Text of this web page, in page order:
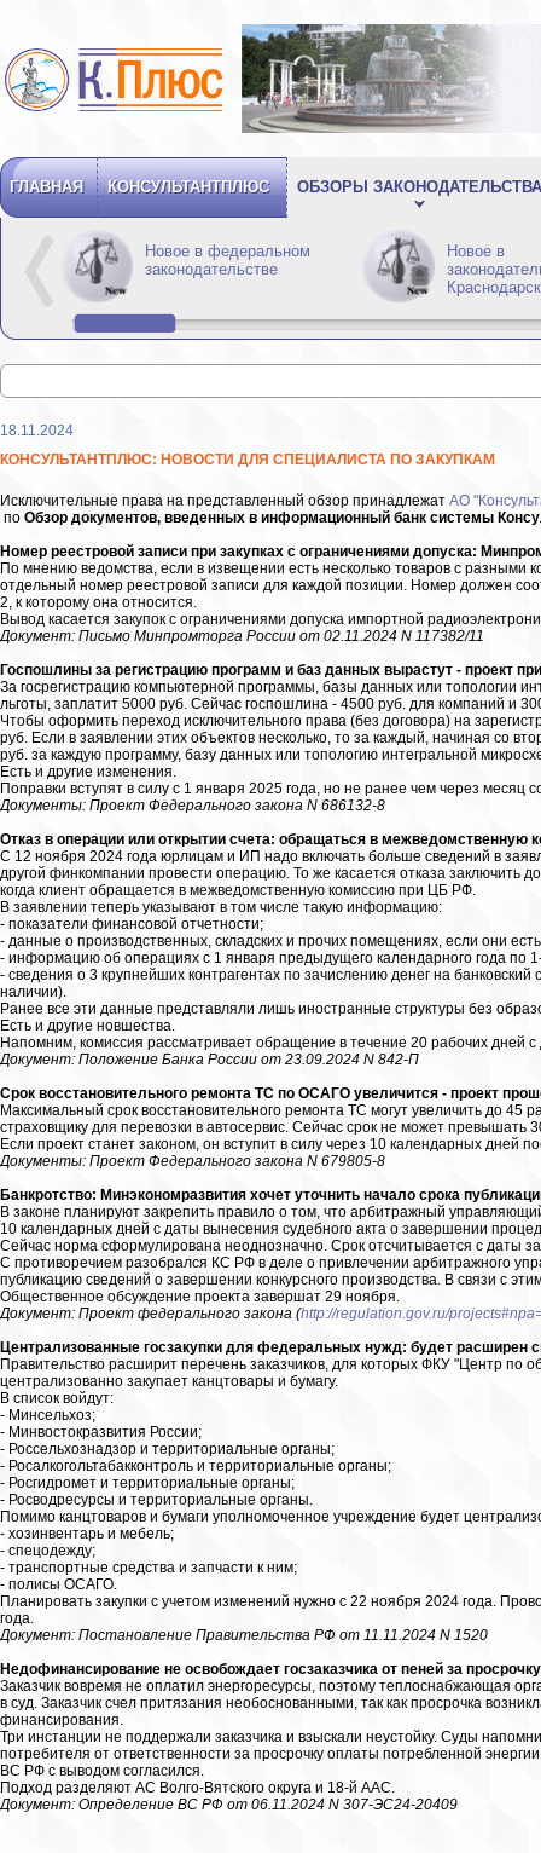
ГЛАВНАЯ КОНСУЛЬТАНТПЛЮС ОБЗОРЫ ЗАКОНОДАТЕЛЬСТВА
Новое в федеральном
законодательстве
Новое в
18.11.2024
КОНСУЛЬТАНТПЛЮС: НОВОСТИ ДЛЯ СПЕЦИАЛИСТА ПО ЗАКУПКАМ
Исключительные права на представленный обзор принадлежат АО
по Обзор документов, введенных в информационный банк системы
Номер реестровой записи при закупках с ограничениями допуска:
По мнению ведомства, если в извещении есть несколько товаров с разными
отдельный номер реестровой записи для каждой позиции. Номер должен
2, к которому она относится.
Вывод касается закупок с ограничениями допуска импортной
Документ: Письмо Минпромторга России от 02.11.2024 N 117382/11
Госпошлины за регистрацию программ и баз данных вырастут - проект
За госрегистрацию компьютерной программы, базы данных или топологии
льготы, заплатит 5000 руб. Сейчас госпошлина - 4500 руб. для компаний и
Чтобы оформить переход исключительного права (без договора) на
руб. Если в заявлении этих объектов несколько, то за каждый, начиная со
руб. за каждую программу, базу данных или топологию интегральной
Есть и другие изменения.
Поправки вступят в силу с 1 января 2025 года, но не ранее чем через месяц
Документы: Проект Федерального закона N 686132-8
Отказ в операции или открытии счета: обращаться в
С 12 ноября 2024 года юрлицам и ИП надо включать больше сведений в
другой финкомпании провести операцию. То же касается отказа заключить
когда клиент обращается в межведомственную комиссию при ЦБ РФ.
В заявлении теперь указывают в том числе такую информацию:
- показатели финансовой отчетности;
- данные о производственных, складских и прочих помещениях, если они
- информацию об операциях с 1 января предыдущего календарного года по
- сведения о 3 крупнейших контрагентах по зачислению денег на банковский
наличии).
Ранее все эти данные представляли лишь иностранные структуры без
Есть и другие новшества.
Напомним, комиссия рассматривает обращение в течение 20 рабочих дней с
Документ: Положение Банка России от 23.09.2024 N 842-П
Срок восстановительного ремонта ТС по ОСАГО увеличится - проект
Максимальный срок восстановительного ремонта ТС могут увеличить до 45
страховщику для перевозки в автосервис. Сейчас срок не может превышать
Если проект станет законом, он вступит в силу через 10 календарных дней
Документы: Проект Федерального закона N 679805-8
Банкротство: Минэкономразвития хочет уточнить начало срока
В законе планируют закрепить правило о том, что арбитражный
10 календарных дней с даты вынесения судебного акта о завершении
Сейчас норма сформулирована неоднозначно. Срок отсчитывается с даты
С противоречием разобрался КС РФ в деле о привлечении арбитражного
публикацию сведений о завершении конкурсного производства. В связи с
Общественное обсуждение проекта завершат 29 ноября.
Документ: Проект федерального закона (http://regulation.gov.ru/
Централизованные госзакупки для федеральных нужд: будет расширен
Правительство расширит перечень заказчиков, для которых ФКУ "Центр по
централизованно закупает канцтовары и бумагу.
В список войдут:
- Минсельхоз;
- Минвостокразвития России;
- Россельхознадзор и территориальные органы;
- Росалкогольтабакконтроль и территориальные органы;
- Росгидромет и территориальные органы;
- Росводресурсы и территориальные органы.
Помимо канцтоваров и бумаги уполномоченное учреждение будет
- хозинвентарь и мебель;
- спецодежду;
- транспортные средства и запчасти к ним;
- полисы ОСАГО.
Планировать закупки с учетом изменений нужно с 22 ноября 2024 года.
года.
Документ: Постановление Правительства РФ от 11.11.2024 N 1520
Недофинансирование не освобождает госзаказчика от пеней за
Заказчик вовремя не оплатил энергоресурсы, поэтому теплоснабжающая
в суд. Заказчик счел притязания необоснованными, так как просрочка
финансирования.
Три инстанции не поддержали заказчика и взыскали неустойку. Суды
потребителя от ответственности за просрочку оплаты потребленной
ВС РФ с выводом согласился.
Подход разделяют АС Волго-Вятского округа и 18-й ААС.
Документ: Определение ВС РФ от 06.11.2024 N 307-ЭС24-20409